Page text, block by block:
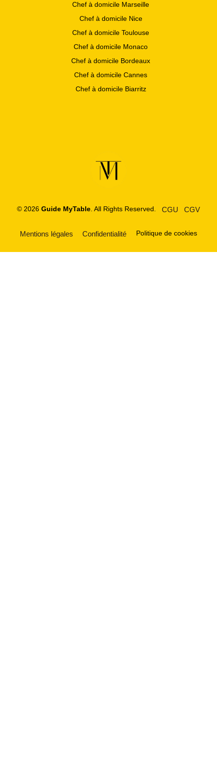
Chef à domicile Marseille
Chef à domicile Nice
Chef à domicile Toulouse
Chef à domicile Monaco
Chef à domicile Bordeaux
Chef à domicile Cannes
Chef à domicile Biarritz
© 2026 Guide MyTable. All Rights Reserved. CGU CGV
Mentions légales Confidentialité Politique de cookies